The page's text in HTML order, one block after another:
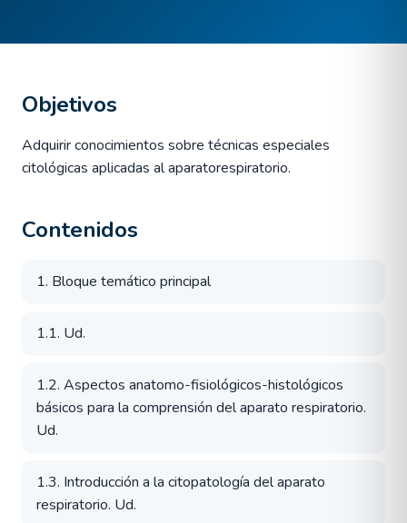
Objetivos
Adquirir conocimientos sobre técnicas especiales
citológicas aplicadas al aparatorespiratorio.
Contenidos
1. Bloque temático principal
1.1. Ud.
1.2. Aspectos anatomo-fisiológicos-histológicos
básicos para la comprensión del aparato respiratorio.
Ud.
1.3. Introducción a la citopatología del aparato
respiratorio. Ud.